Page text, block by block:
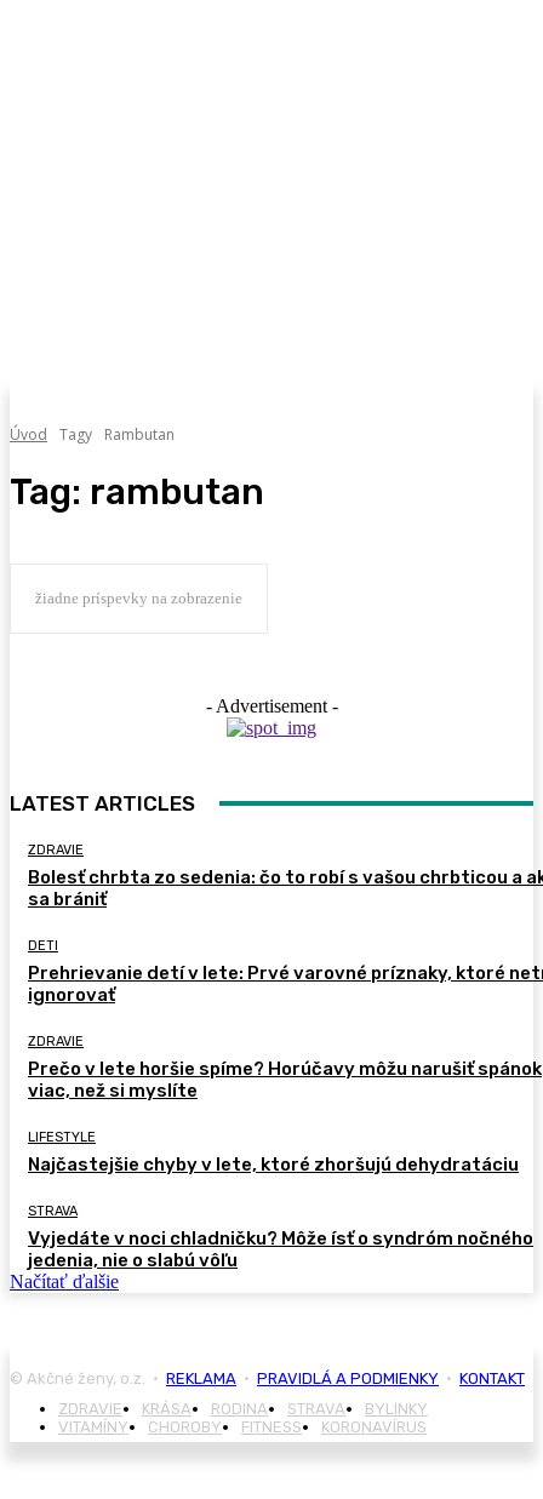
Úvod Tagy Rambutan
Tag: rambutan
žiadne príspevky na zobrazenie
- Advertisement -
LATEST ARTICLES
ZDRAVIE
Bolesť chrbta zo sedenia: čo to robí s vašou chrbticou a
sa brániť
DETI
Prehrievanie detí v lete: Prvé varovné príznaky, ktoré
ignorovať
ZDRAVIE
Prečo v lete horšie spíme? Horúčavy môžu narušiť spánok
viac, než si myslíte
LIFESTYLE
Najčastejšie chyby v lete, ktoré zhoršujú dehydratáciu
STRAVA
Vyjedáte v noci chladničku? Môže ísť o syndróm nočného
jedenia, nie o slabú vôľu
Načítať ďalšie
© Akčné ženy, o.z. • REKLAMA • PRAVIDLÁ A PODMIENKY • KONTAKT
ZDRAVIE
KRÁSA RODINA STRAVA
BYLINKY
VITAMÍNY
CHOROBY FITNESS KORONAVÍRUS